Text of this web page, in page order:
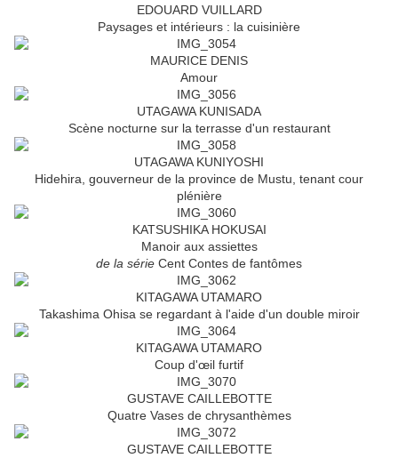
EDOUARD VUILLARD
Paysages et intérieurs : la cuisinière
MAURICE DENIS
Amour
UTAGAWA KUNISADA
Scène nocturne sur la terrasse d'un restaurant
UTAGAWA KUNIYOSHI
Hidehira, gouverneur de la province de Mustu, tenant cour
plénière
KATSUSHIKA HOKUSAI
Manoir aux assiettes
de la série Cent Contes de fantômes
KITAGAWA UTAMARO
Takashima Ohisa se regardant à l'aide d'un double miroir
KITAGAWA UTAMARO
Coup d'œil furtif
GUSTAVE CAILLEBOTTE
Quatre Vases de chrysanthèmes
GUSTAVE CAILLEBOTTE